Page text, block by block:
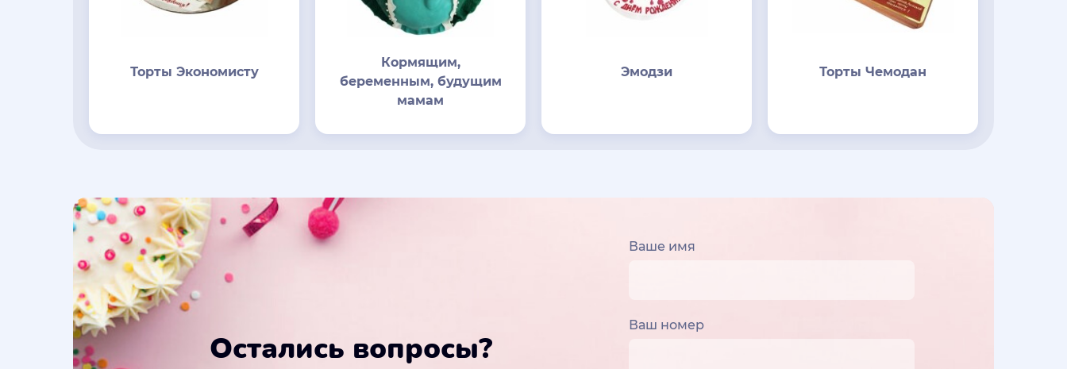
Торты Экономисту
Кормящим,
беременным, будущим
мамам
Эмодзи Торты Чемодан
Остались вопросы?
Ваше имя
Ваш номер